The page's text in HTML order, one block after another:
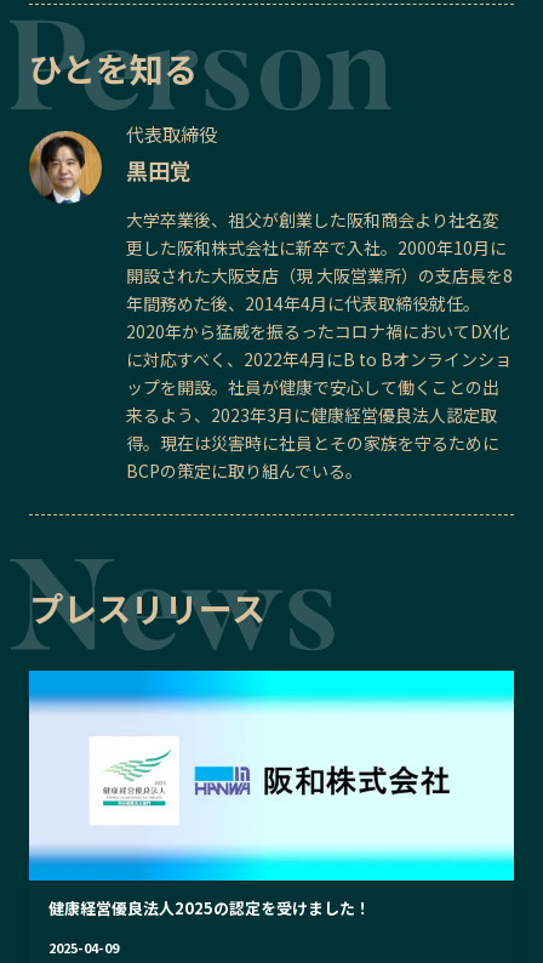
ひとを知る
代表取締役
黒田覚
大学卒業後、祖父が創業した阪和商会より社名変
更した阪和株式会社に新卒で入社。2000年10月に
開設された大阪支店（現 大阪営業所）の支店長を8
年間務めた後、2014年4月に代表取締役就任。
2020年から猛威を振るったコロナ禍においてDX化
に対応すべく、2022年4月にB to Bオンラインショ
ップを開設。社員が健康で安心して働くことの出
来るよう、2023年3月に健康経営優良法人認定取
得。現在は災害時に社員とその家族を守るために
BCPの策定に取り組んでいる。
プレスリリース
健康経営優良法人2025の認定を受けました！
2025-04-09